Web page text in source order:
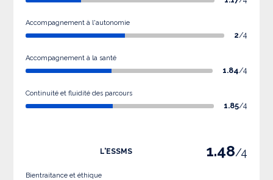
Accompagnement à l'autonomie
2/4
Accompagnement à la santé
1.84/4
Continuité et fluidité des parcours
1.85/4
L'ESSMS 1.48/4
Bientraitance et éthique